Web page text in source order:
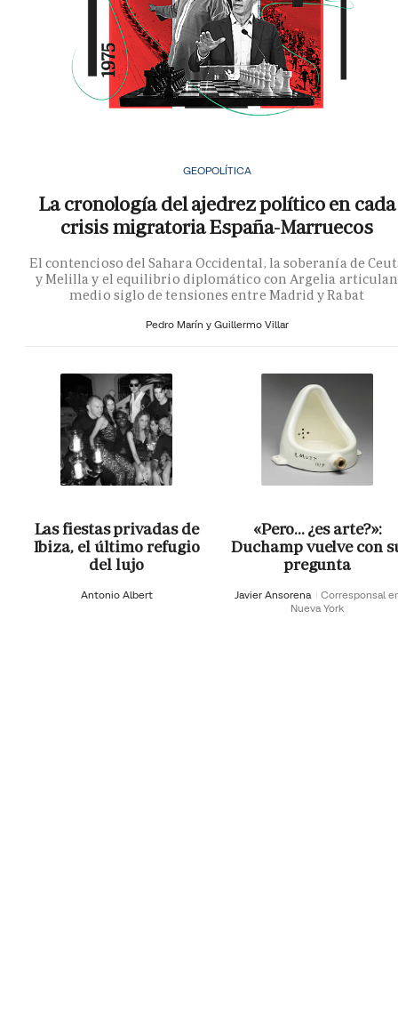
GEOPOLÍTICA
La cronología del ajedrez político en cada
crisis migratoria España-Marruecos
El contencioso del Sahara Occidental, la soberanía de
y Melilla y el equilibrio diplomático con Argelia articulan
medio siglo de tensiones entre Madrid y Rabat
Pedro Marín y Guillermo Villar
Las fiestas privadas de
Ibiza, el último refugio
del lujo
Antonio Albert
«Pero… ¿es arte?»:
Duchamp vuelve con
pregunta
Javier Ansorena
Corresponsal
Nueva York